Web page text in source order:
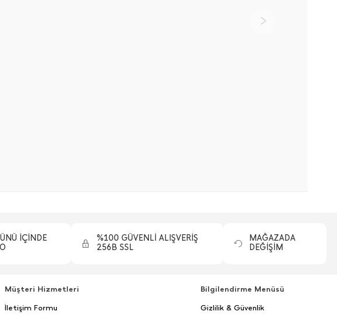
İÇİNDE
%100 GÜVENLİ ALIŞVERİŞ
256B SSL
MAĞAZADA
DEĞİŞİM
Müşteri Hizmetleri
İletişim Formu
Bilgilendirme Menüsü
Gizlilik & Güvenlik